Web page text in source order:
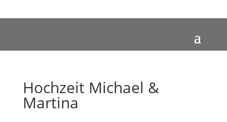
Hochzeit Michael &
Martina